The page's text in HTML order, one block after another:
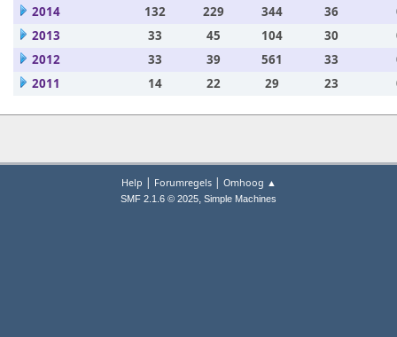
2014
132 229 344 36
2013
33 45 104 30
2012
33 39 561 33
2011
14 22 29 23
Help | Forumregels| Omhoog ▲
SMF 2.1.6 © 2025, Simple Machines